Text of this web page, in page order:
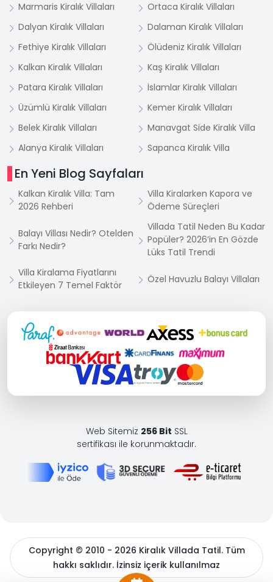
Marmaris Kiralık Villaları
Ortaca Kiralık Villaları
Dalyan Kiralık Villaları
Dalaman Kiralık Villaları
Fethiye Kiralık Villaları
Ölüdeniz Kiralık Villaları
Kalkan Kiralık Villaları
Kaş Kiralık Villaları
Patara Kiralık Villaları
İslamlar Kiralık Villaları
Üzümlü Kiralık Villaları
Kemer Kiralık Villaları
Belek Kiralık Villaları
Manavgat Side Kiralık Villa
Alanya Kiralık Villaları
Sapanca Kiralık Villa
En Yeni Blog Sayfaları
Kalkan Kiralık Villa: Tam
2026 Rehberi
Villa Kiralarken Kapora ve
Ödeme Süreçleri
Balayı Villası Nedir? Otelden
Farkı Nedir?
Villada Tatil Neden Bu Kadar
Popüler? 2026’in En Gözde
Lüks Tatil Trendi
Villa Kiralama Fiyatlarını
Etkileyen 7 Temel Faktör
Özel Havuzlu Balayı Villaları
Web Sitemiz 256 Bit SSL
sertifikası ile korunmaktadır.
Copyright © 2010 - 2026 Kiralık Villada Tatil. Tüm
hakkı saklıdır. İzinsiz içerik kullanılmaz